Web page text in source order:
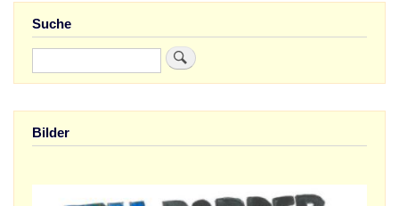
Suche
Suche
Bilder